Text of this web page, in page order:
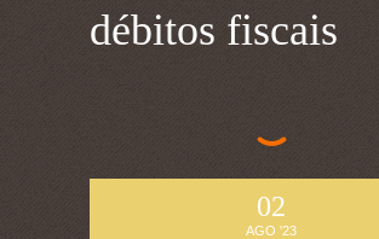
débitos fiscais
02
AGO '23